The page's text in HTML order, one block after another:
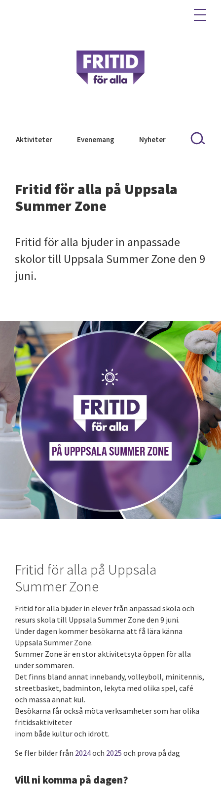
Aktiviteter Evenemang Nyheter
Fritid för alla på Uppsala
Summer Zone
Fritid för alla bjuder in anpassade
skolor till Uppsala Summer Zone den 9
juni.
Fritid för alla på Uppsala
Summer Zone
Fritid för alla bjuder in elever från anpassad skola och
resurs skola till Uppsala Summer Zone den 9 juni.
Under dagen kommer besökarna att få lära känna
Uppsala Summer Zone.
Summer Zone är en stor aktivitetsyta öppen för alla
under sommaren.
Det finns bland annat innebandy, volleyboll, minitennis,
streetbasket, badminton, lekyta med olika spel, café
och massa annat kul.
Besökarna får också möta verksamheter som har olika
fritidsaktiviteter
inom både kultur och idrott.
Se fler bilder från 2024och 2025 och prova på dag
Vill ni komma på dagen?